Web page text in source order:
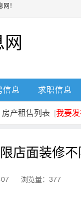
！
信息 求职信息
房产租售列表 [我要
店面装修不
07 浏览量：377